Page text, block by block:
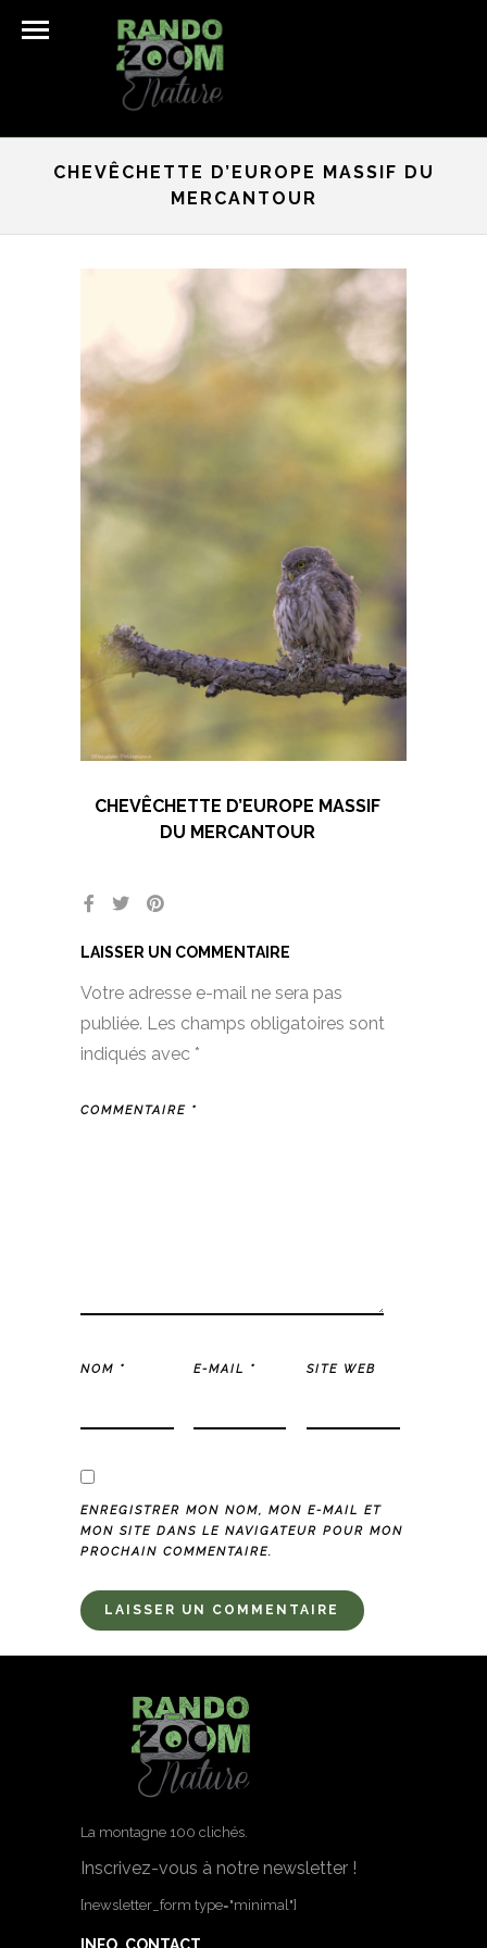
CHEVÊCHETTE D’EUROPE MASSIF DU
MERCANTOUR
CHEVÊCHETTE D’EUROPE MASSIF
DU MERCANTOUR
LAISSER UN COMMENTAIRE
Votre adresse e-mail ne sera pas
publiée. Les champs obligatoires sont
indiqués avec *
COMMENTAIRE *
NOM * E-MAIL * SITE WEB
ENREGISTRER MON NOM, MON E-MAIL ET
MON SITE DANS LE NAVIGATEUR POUR MON
PROCHAIN COMMENTAIRE.
La montagne 100 clichés.
Inscrivez-vous à notre newsletter !
[newsletter_form type="minimal"]